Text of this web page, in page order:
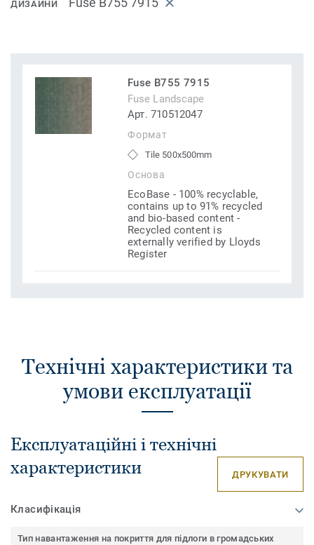
ДИЗАЙНИ
Fuse B755 7915
Fuse Landscape
Арт. 710512047
Формат
Tile 500x500mm
Основа
EcoBase - 100% recyclable,
contains up to 91% recycled
and bio-based content -
Recycled content is
externally verified by Lloyds
Register
Технічні характеристики та
умови експлуатації
Експлуатаційні і технічні
характеристики
ДРУКУВАТИ
Класифікація
Тип навантаження на покриття для підлоги в громадських